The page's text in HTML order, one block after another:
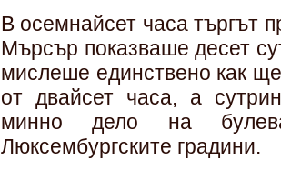
В осемнайсет часа търгът
Мърсър показваше десет
мислеше единствено как
от двайсет часа, а
минно дело на
Люксембургските градини.